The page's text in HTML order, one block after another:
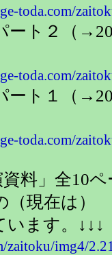
toda.com/
ト２（
toda.com/
ト１（
toda.com/
料」全10
現在は）
ます。↓↓↓
zaitoku/img4/